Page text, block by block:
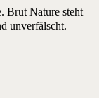
Brut Nature steht
unverfälscht.